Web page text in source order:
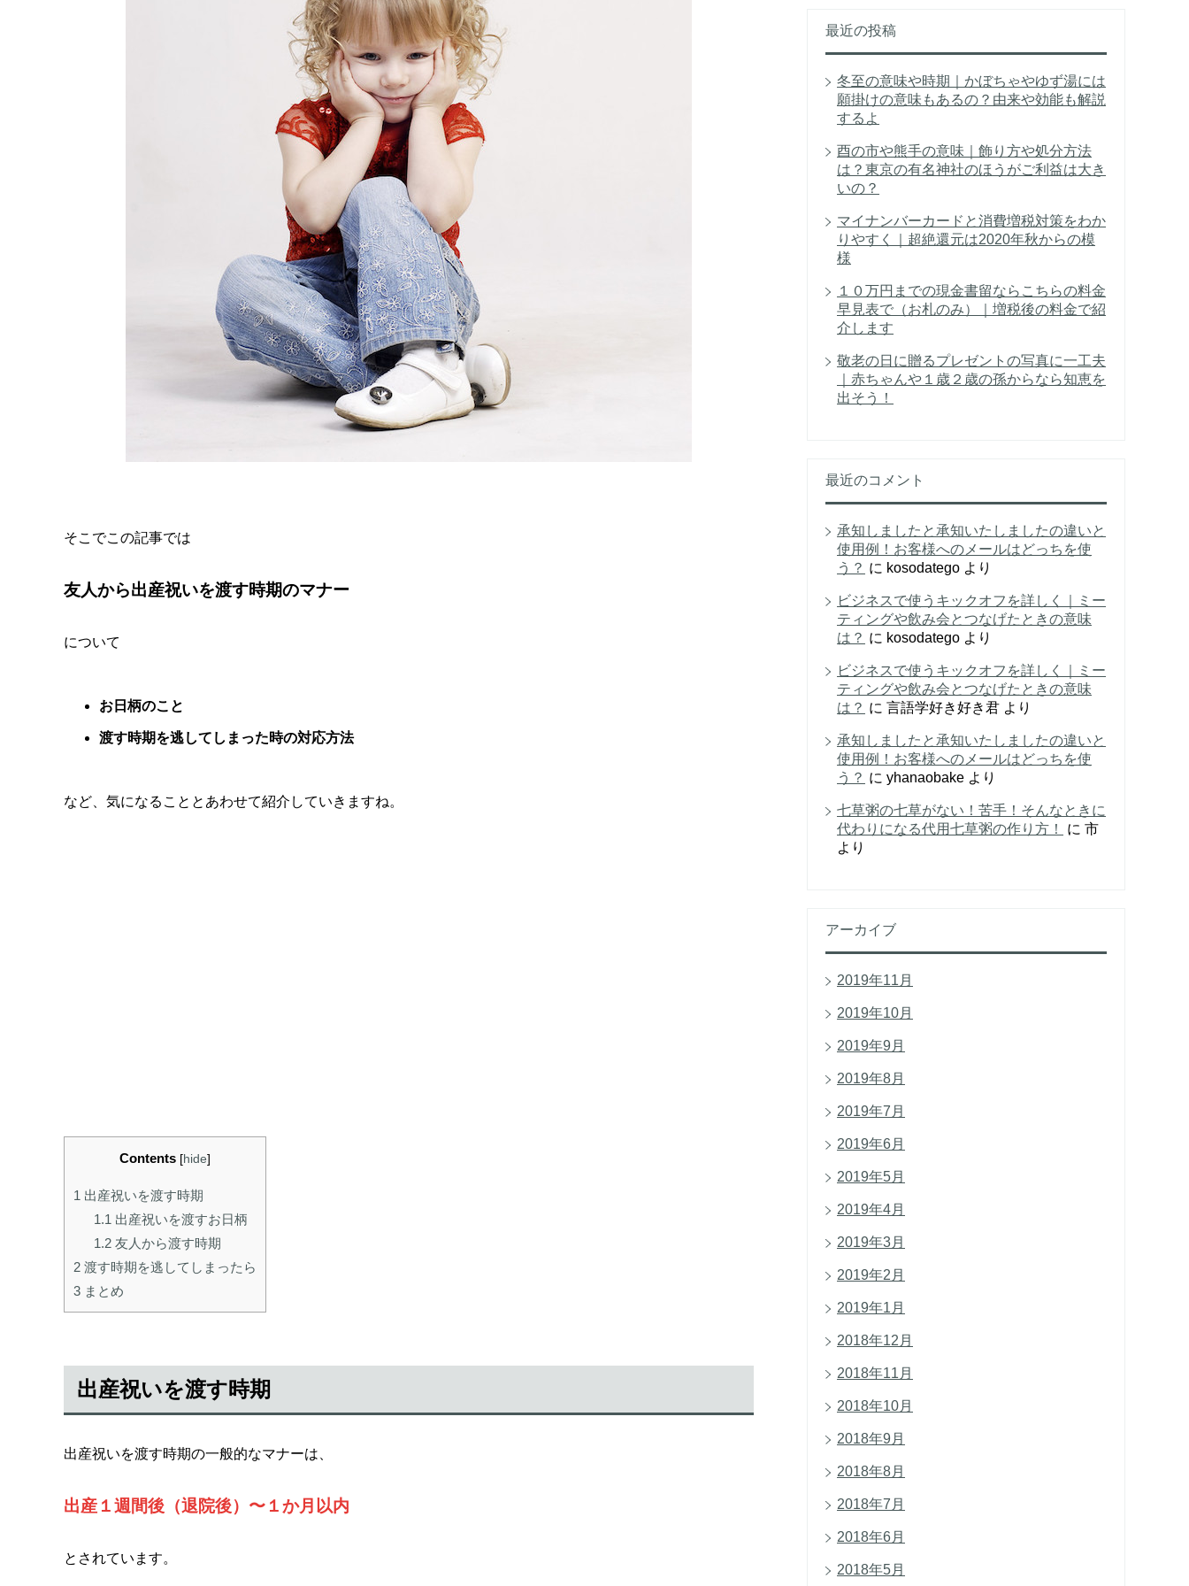
そこでこの記事では
友人から出産祝いを渡す時期のマナー
について
お日柄のこと
渡す時期を逃してしまった時の対応方法
など、気になることとあわせて紹介していきますね。
Contents [hide]
1 出産祝いを渡す時期
1.1 出産祝いを渡すお日柄
1.2友人から渡す時期
2 渡す時期を逃してしまったら
3 まとめ
出産祝いを渡す時期
出産祝いを渡す時期の一般的なマナーは、
出産１週間後（退院後）〜１か月以内
とされています。
最近の投稿
冬至の意味や時期｜かぼちゃやゆず湯には
願掛けの意味もあるの？由来や効能も解説
するよ
酉の市や熊手の意味｜飾り方や処分方法
は？東京の有名神社のほうがご利益は大き
いの？
マイナンバーカードと消費増税対策をわか
りやすく｜超絶還元は2020年秋からの模
様
１０万円までの現金書留ならこちらの料金
早見表で（お札のみ）｜増税後の料金で紹
介します
敬老の日に贈るプレゼントの写真に一工夫
｜赤ちゃんや１歳２歳の孫からなら知恵を
出そう！
最近のコメント
承知しましたと承知いたしましたの違いと
使用例！お客様へのメールはどっちを使
う？ に kosodatego より
ビジネスで使うキックオフを詳しく｜ミー
ティングや飲み会とつなげたときの意味
は？ に kosodatego より
ビジネスで使うキックオフを詳しく｜ミー
ティングや飲み会とつなげたときの意味
は？ に 言語学好き好き君 より
承知しましたと承知いたしましたの違いと
使用例！お客様へのメールはどっちを使
う？ に yhanaobake より
七草粥の七草がない！苦手！そんなときに
代わりになる代用七草粥の作り方！
に 市
より
アーカイブ
2019年11月
2019年10月
2019年9月
2019年8月
2019年7月
2019年6月
2019年5月
2019年4月
2019年3月
2019年2月
2019年1月
2018年12月
2018年11月
2018年10月
2018年9月
2018年8月
2018年7月
2018年6月
2018年5月